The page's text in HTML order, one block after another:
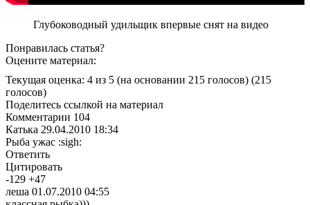
Глубоководный удильщик впервые снят на видео
Понравилась статья?
Оцените материал:
Текущая оценка: 4 из 5 (на основании 215 голосов) (215
голосов)
Поделитесь ссылкой на материал
Комментарии 104
Катька 29.04.2010 18:34
Рыба ужас :sigh:
Ответить
Цитировать
-129 +47
леша 01.07.2010 04:55